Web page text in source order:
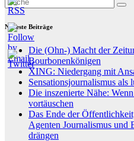
Neueste Beiträge
Die (Ohn-) Macht der
Bourbonenkönigen
XING: Niedergang mit
Sensationsjournalismus als
Die inszenierte Nähe:
vortäuschen
Das Ende der
Agenten Journalismus und
drängen